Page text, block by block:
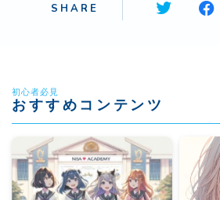
SHARE
初心者必見
おすすめコンテンツ